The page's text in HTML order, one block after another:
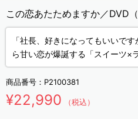
この恋あたためますか／DVD
「社長、好きになってもいいで
ら甘い恋が爆誕する「スイーツ×
商品番号： P2100381
¥22,990 （税込）